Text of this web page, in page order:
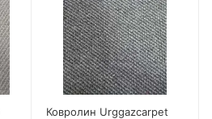
Ковролин Urggazcarpet